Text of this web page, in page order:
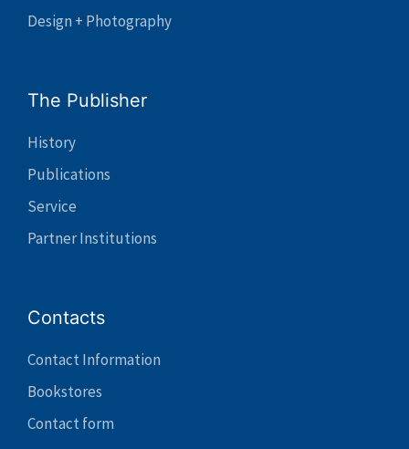
Design + Photography
The Publisher
History
Publications
Service
Partner Institutions
Contacts
Contact Information
Bookstores
Contact form